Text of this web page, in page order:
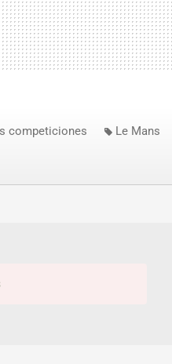
competiciones Le Mans